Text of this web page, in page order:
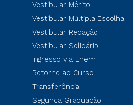
Vestibular Mérito
Vestibular Múltipla Escolha
Vestibular Redação
Vestibular Solidário
Ingresso via Enem
Retorne ao Curso
Transferência
Segunda Graduação